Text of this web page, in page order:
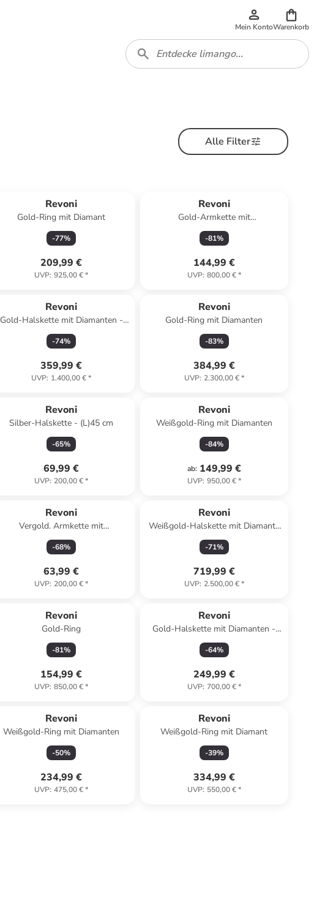
Mein KontoWarenkorb
Alle Filter
Revoni
Gold-Ring mit Diamant
-77%
209,99 €
UVP: 925,00 €*
Revoni
Gold-Armkette mit
Schmuckelementen
-81%
144,99 €
UVP: 800,00 €*
Revoni
Gold-Halskette mit Diamanten -
(L)42 cm
-74%
359,99 €
UVP: 1.400,00 €*
Revoni
Gold-Ring mit Diamanten
-83%
384,99 €
UVP: 2.300,00 €*
Revoni
Silber-Halskette - (L)45 cm
-65%
69,99 €
UVP: 200,00 €*
Revoni
Weißgold-Ring mit Diamanten
-84%
ab: 149,99 €
UVP: 950,00 €*
Revoni
Vergold. Armkette mit
Schmuckelementen
-68%
63,99 €
UVP: 200,00 €*
Revoni
Weißgold-Halskette mit Diamant-
Anhänger - (L)45 cm
-71%
719,99 €
UVP: 2.500,00 €*
Revoni
Gold-Ring
-81%
154,99 €
UVP: 850,00 €*
Revoni
Gold-Halskette mit Diamanten -
(L)42 cm
-64%
249,99 €
UVP: 700,00 €*
Revoni
Weißgold-Ring mit Diamanten
-50%
234,99 €
UVP: 475,00 €*
Revoni
Weißgold-Ring mit Diamant
-39%
334,99 €
UVP: 550,00 €*